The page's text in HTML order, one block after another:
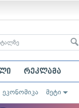
რეკლამა
ეკონომიკა მეტი